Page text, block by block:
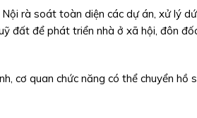
rà soát toàn diện các dự án, xử lý
đất để phát triển nhà ở xã hội, đôn
cơ quan chức năng có thể chuyển